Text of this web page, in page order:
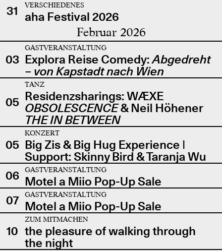
31
VERSCHIEDENES
aha Festival 2026
Februar 2026
03
GASTVERANSTALTUNG
Explora Reise Comedy:Abgedreht
– von Kapstadt nach Wien
05
TANZ
Residenzsharings: WÆXE
OBSOLESCENCE& Neil Höhener
THE IN BETWEEN
05
KONZERT
Big Zis & Big Hug Experience |
Support: Skinny Bird & Taranja Wu
06
GASTVERANSTALTUNG
Motel a Miio Pop-Up Sale
07
GASTVERANSTALTUNG
Motel a Miio Pop-Up Sale
10
ZUM MITMACHEN
the pleasure of walking through
the night